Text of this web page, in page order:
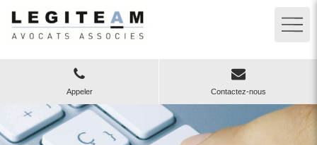
Appeler Contactez-nous